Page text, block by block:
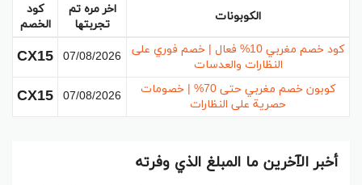
الكوبونات
اخر مره تم
تجربتها
كود
الخصم
كود خصم مغربي 10% فعال | خصم فوري على
النظارات والعدسات
07/08/2026
CX15
كوبون خصم مغربي حتى 70% | خصومات
حصرية على النظارات
07/08/2026
CX15
أخبر الآخرين ما المبلغ الذي وفرته